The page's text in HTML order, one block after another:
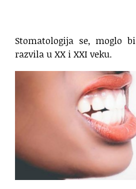
Stomatologija se, moglo
razvila u XX i XXI veku.